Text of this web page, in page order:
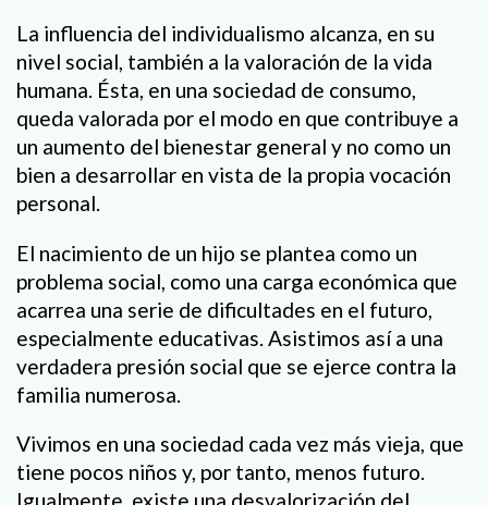
La influencia del individualismo alcanza, en su
nivel social, también a la valoración de la vida
humana. Ésta, en una sociedad de consumo,
queda valorada por el modo en que contribuye a
un aumento del bienestar general y no como un
bien a desarrollar en vista de la propia vocación
personal.
El nacimiento de un hijo se plantea como un
problema social, como una carga económica que
acarrea una serie de dificultades en el futuro,
especialmente educativas. Asistimos así a una
verdadera presión social que se ejerce contra la
familia numerosa.
Vivimos en una sociedad cada vez más vieja, que
tiene pocos niños y, por tanto, menos futuro.
Igualmente, existe una desvalorización del